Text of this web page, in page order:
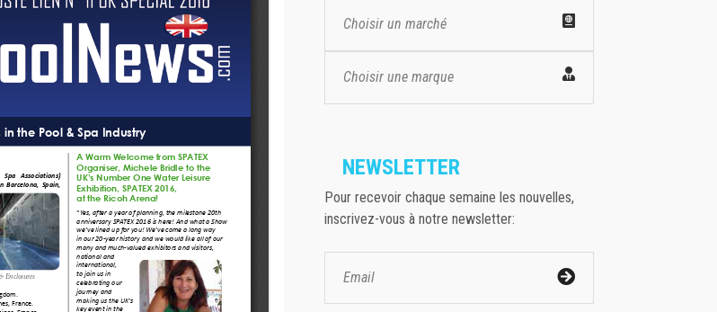
Choisir un marché
Choisir une marque
NEWSLETTER
Pour recevoir chaque semaine les nouvelles,
inscrivez-vous à notre newsletter: